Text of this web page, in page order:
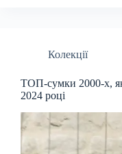
Колекції
ТОП-сумки 2000-х,
2024 році